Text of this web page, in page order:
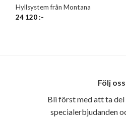
Hyllsystem från Montana
24 120:-
Följ
Bli först med att ta del
specialerbjudanden